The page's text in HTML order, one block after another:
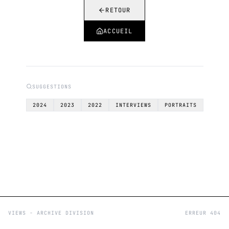
RETOUR
ACCUEIL
SUGGESTIONS
2024 2023 2022 INTERVIEWS PORTRAITS
VIEWS - ARCHIVE DIVISION ERREUR 404